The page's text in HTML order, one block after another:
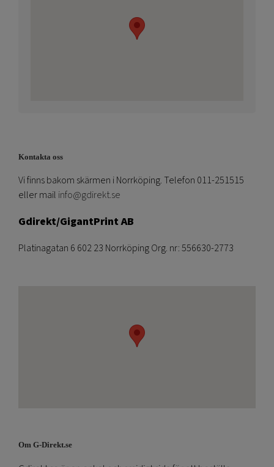
Kontakta oss
Vi finns bakom skärmen i Norrköping. Telefon 011-251515
eller mail info@gdirekt.se
Gdirekt/GigantPrint AB
Platinagatan 6 602 23 Norrköping Org. nr: 556630-2773
Om G-Direkt.se